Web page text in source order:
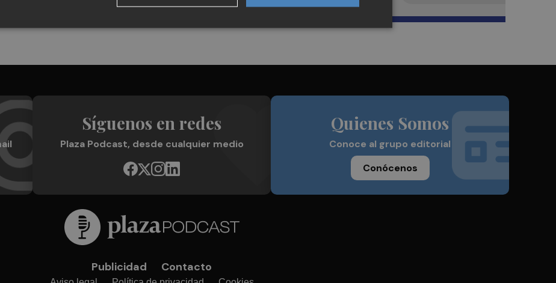
Síguenos en redes
Plaza Podcast, desde cualquier medio
Quienes Somos
Conoce al grupo editorial
Conócenos
Publicidad Contacto